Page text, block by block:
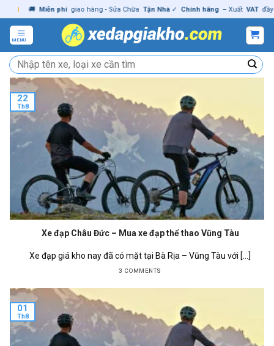
to
content
🚚 Miễn phí giao hàng - Sửa Chữa Tận Nhà ✓ Chính hãng – Xuất VAT đầy đủ
MENU
Tìm
kiếm:
Xe đạp Châu Đức – Mua xe đạp thể thao Vũng Tàu
Xe đạp giá kho nay đã có mặt tại Bà Rịa – Vũng Tàu với [...]
3 COMMENTS
22
Th8
01
Th8